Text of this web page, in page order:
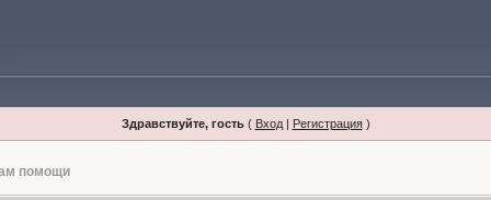
Здравствуйте, гость( Вход| Регистрация)
помощи